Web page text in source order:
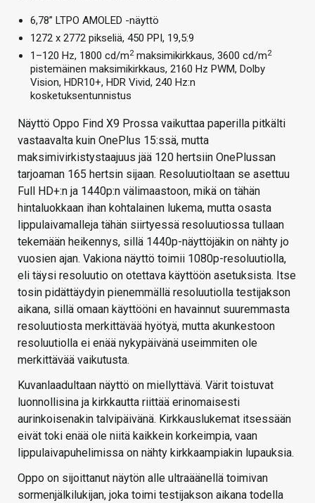
6,78” LTPO AMOLED -näyttö
1272 x 2772 pikseliä, 450 PPI, 19,5:9
1–120 Hz, 1800 cd/m2maksimikirkkaus, 3600 cd/m2
pistemäinen maksimikirkkaus, 2160 Hz PWM, Dolby
Vision, HDR10+, HDR Vivid, 240 Hz:n
kosketuksentunnistus
Näyttö Oppo Find X9 Prossa vaikuttaa paperilla pitkälti
vastaavalta kuin OnePlus 15:ssä, mutta
maksimivirkistystaajuus jää 120 hertsiin OnePlussan
tarjoaman 165 hertsin sijaan. Resoluutioltaan se asettuu
Full HD+:n ja 1440p:n välimaastoon, mikä on tähän
hintaluokkaan ihan kohtalainen lukema, mutta osasta
lippulaivamalleja tähän siirtyessä resoluutiossa tullaan
tekemään heikennys, sillä 1440p-näyttöjäkin on nähty jo
vuosien ajan. Vakiona näyttö toimii 1080p-resoluutiolla,
eli täysi resoluutio on otettava käyttöön asetuksista. Itse
tosin pidättäydyin pienemmällä resoluutiolla testijakson
aikana, sillä omaan käyttööni en havainnut suuremmasta
resoluutiosta merkittävää hyötyä, mutta akunkestoon
resoluutiolla ei enää nykypäivänä useimmiten ole
merkittävää vaikutusta.
Kuvanlaadultaan näyttö on miellyttävä. Värit toistuvat
luonnollisina ja kirkkautta riittää erinomaisesti
aurinkoisenakin talvipäivänä. Kirkkauslukemat itsessään
eivät toki enää ole niitä kaikkein korkeimpia, vaan
lippulaivapuhelimissa on nähty kirkkaampiakin lupauksia.
Oppo on sijoittanut näytön alle ultraäänellä toimivan
sormenjälkilukijan, joka toimi testijakson aikana todella